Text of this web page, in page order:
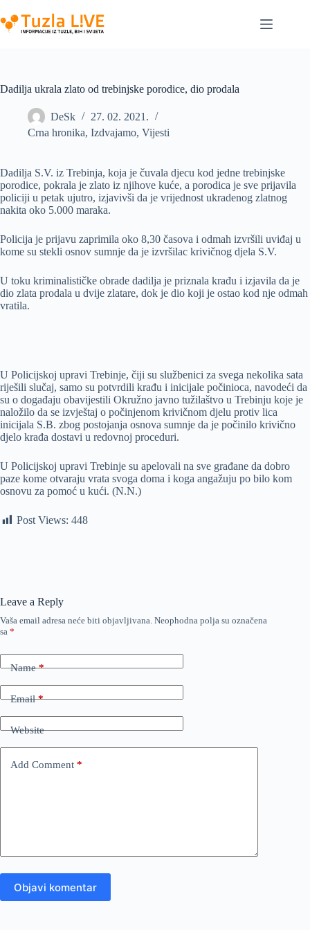
to
content
Dadilja ukrala zlato od trebinjske porodice, dio prodala
DeSk
27. 02. 2021.
Crna hronika, Izdvajamo, Vijesti
Dadilja S.V. iz Trebinja, koja je čuvala djecu kod jedne trebinjske
porodice, pokrala je zlato iz njihove kuće, a porodica je sve prijavila
policiji u petak ujutro, izjavivši da je vrijednost ukradenog zlatnog
nakita oko 5.000 maraka.
Policija je prijavu zaprimila oko 8,30 časova i odmah izvršili uviđaj u
kome su stekli osnov sumnje da je izvršilac krivičnog djela S.V.
U toku kriminalističke obrade dadilja je priznala krađu i izjavila da je
dio zlata prodala u dvije zlatare, dok je dio koji je ostao kod nje odmah
vratila.
U Policijskoj upravi Trebinje, čiji su službenici za svega nekolika sata
riješili slučaj, samo su potvrdili krađu i inicijale počinioca, navodeći da
su o događaju obavijestili Okružno javno tužilaštvo u Trebinju koje je
naložilo da se izvještaj o počinjenom krivičnom djelu protiv lica
inicijala S.B. zbog postojanja osnova sumnje da je počinilo krivično
djelo krađa dostavi u redovnoj proceduri.
U Policijskoj upravi Trebinje su apelovali na sve građane da dobro
paze kome otvaraju vrata svoga doma i koga angažuju po bilo kom
osnovu za pomoć u kući. (N.N.)
Post Views: 448
Leave a Reply
Vaša email adresa neće biti objavljivana. Neophodna polja su označena
sa *
Name*
Email*
Website
Add Comment *
Objavi komentar